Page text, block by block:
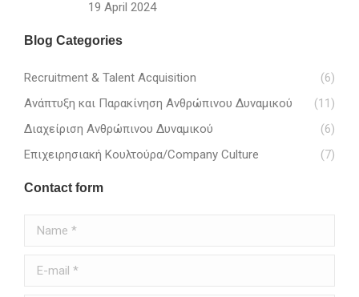
19 April 2024
Blog Categories
Recruitment & Talent Acquisition
(6)
Ανάπτυξη και Παρακίνηση Ανθρώπινου Δυναμικού
(11)
Διαχείριση Ανθρώπινου Δυναμικού
(6)
Επιχειρησιακή Κουλτούρα/Company Culture
(7)
Contact form
Name *
E-mail *